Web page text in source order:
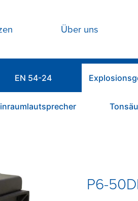
Über uns
EN 54-24
P6-